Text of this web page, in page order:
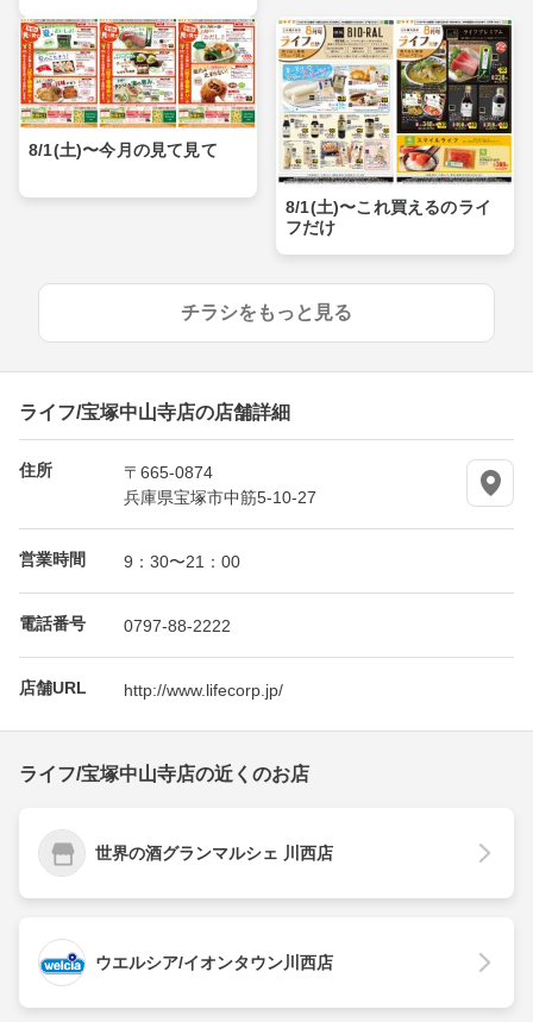
8/1(土)〜今月の見て見て
8/1(土)〜これ買えるのライ
フだけ
チラシをもっと見る
ライフ/宝塚中山寺店の店舗詳細
住所
〒665-0874
兵庫県宝塚市中筋5-10-27
営業時間 9：30〜21：00
電話番号 0797-88-2222
店舗URL http://www.lifecorp.jp/
ライフ/宝塚中山寺店の近くのお店
世界の酒グランマルシェ 川西店
ウエルシア/イオンタウン川西店